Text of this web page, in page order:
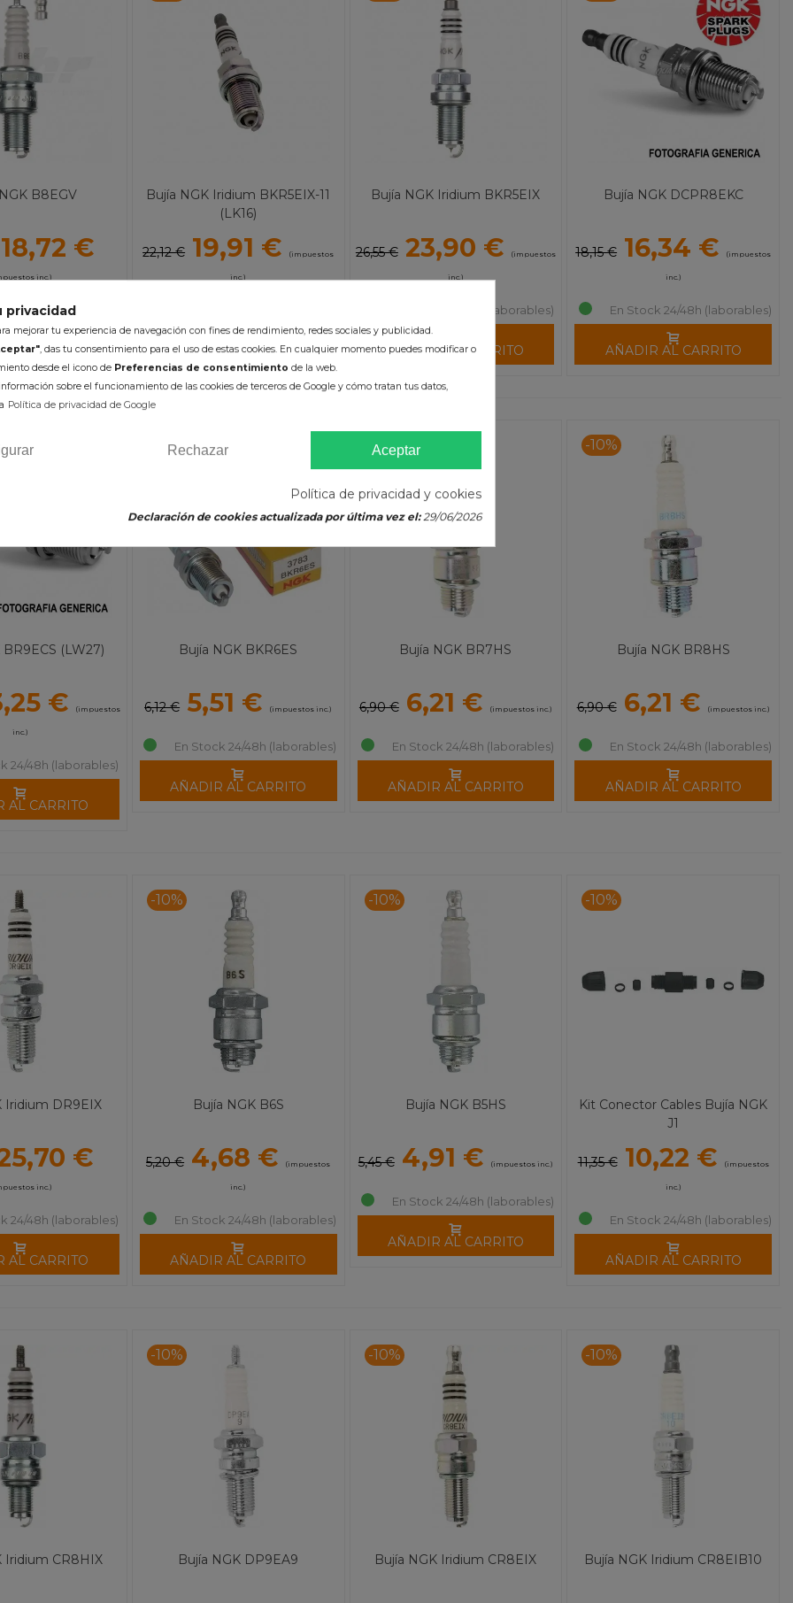
B8EGV
18,72 €
inc.)
24/48h (laborables)
AL CARRITO
Bujía NGK Iridium BKR5EIX-11
(LK16)
22,12 € 19,91 € (impuestos
inc.)
AÑADIR AL CARRITO
Bujía NGK Iridium BKR5EIX
26,55 € 23,90 € (impuestos
inc.)
En Stock 24/48h (laborables)
AÑADIR AL CARRITO
Bujía NGK DCPR8EKC
18,15 € 16,34 € (impuestos
inc.)
En Stock 24/48h (laborables)
AÑADIR AL CARRITO
BR9ECS (LW27)
€ (impuestos
inc.)
24/48h (laborables)
AL CARRITO
-10%
Bujía NGK BKR6ES
6,12 € 5,51 € (impuestos inc.)
En Stock 24/48h (laborables)
AÑADIR AL CARRITO
-10%
Bujía NGK BR7HS
6,90 € 6,21 € (impuestos inc.)
En Stock 24/48h (laborables)
AÑADIR AL CARRITO
-10%
Bujía NGK BR8HS
6,90 € 6,21 € (impuestos inc.)
En Stock 24/48h (laborables)
AÑADIR AL CARRITO
Iridium DR9EIX
€
inc.)
24/48h (laborables)
AL CARRITO
-10%
Bujía NGK B6S
5,20 € 4,68 € (impuestos
inc.)
En Stock 24/48h (laborables)
AÑADIR AL CARRITO
-10%
Bujía NGK B5HS
5,45 € 4,91 € (impuestos inc.)
En Stock 24/48h (laborables)
AÑADIR AL CARRITO
-10%
Kit Conector Cables Bujía NGK
J1
11,35 € 10,22 € (impuestos
inc.)
En Stock 24/48h (laborables)
AÑADIR AL CARRITO
Iridium CR8HIX
-10%
Bujía NGK DP9EA9
-10%
Bujía NGK Iridium CR8EIX
-10%
Bujía NGK Iridium CR8EIB10
privacidad
mejorar tu experiencia de navegación con fines de rendimiento, redes sociales y publicidad.
, das tu consentimiento para el uso de estas cookies. En cualquier momento puedes modificar o
desde el icono de Preferencias de consentimiento de la web.
sobre el funcionamiento de las cookies de terceros de Google y cómo tratan tus datos,
Política de privacidad de Google
Rechazar Aceptar
Política de privacidad y cookies
Declaración de cookies actualizada por última vez el:29/06/2026